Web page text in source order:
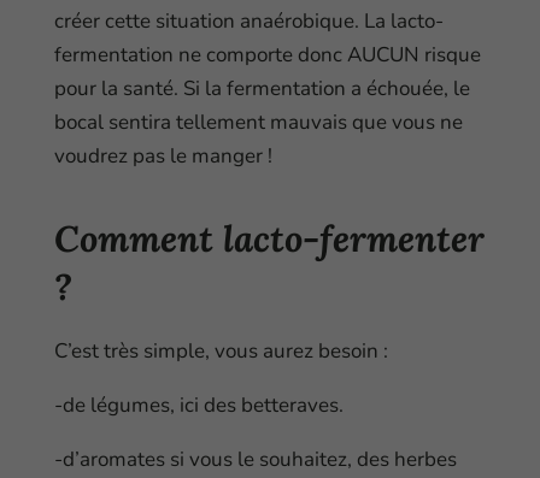
créer cette situation anaérobique. La lacto-
fermentation ne comporte donc AUCUN risque
pour la santé. Si la fermentation a échouée, le
bocal sentira tellement mauvais que vous ne
voudrez pas le manger !
Comment lacto-fermenter
?
C’est très simple, vous aurez besoin :
-de légumes, ici des betteraves.
-d’aromates si vous le souhaitez, des herbes